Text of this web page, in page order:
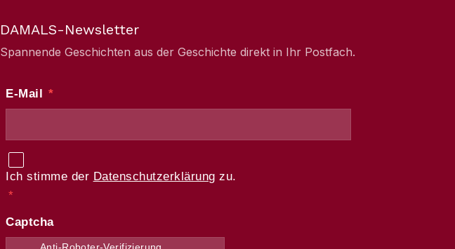
DAMALS-Newsletter
Spannende Geschichten aus der Geschichte direkt in Ihr Postfach.